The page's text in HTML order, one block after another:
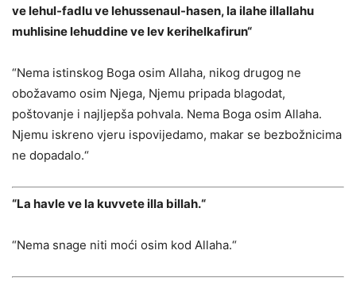
ve lehul-fadlu ve lehussenaul-hasen, la ilahe illallahu
muhlisine lehuddine ve lev kerihelkafirun“
“Nema istinskog Boga osim Allaha, nikog drugog ne
obožavamo osim Njega, Njemu pripada blagodat,
poštovanje i najljepša pohvala. Nema Boga osim Allaha.
Njemu iskreno vjeru ispovijedamo, makar se bezbožnicima
ne dopadalo.“
“La havle ve la kuvvete illa billah.“
“Nema snage niti moći osim kod Allaha.“